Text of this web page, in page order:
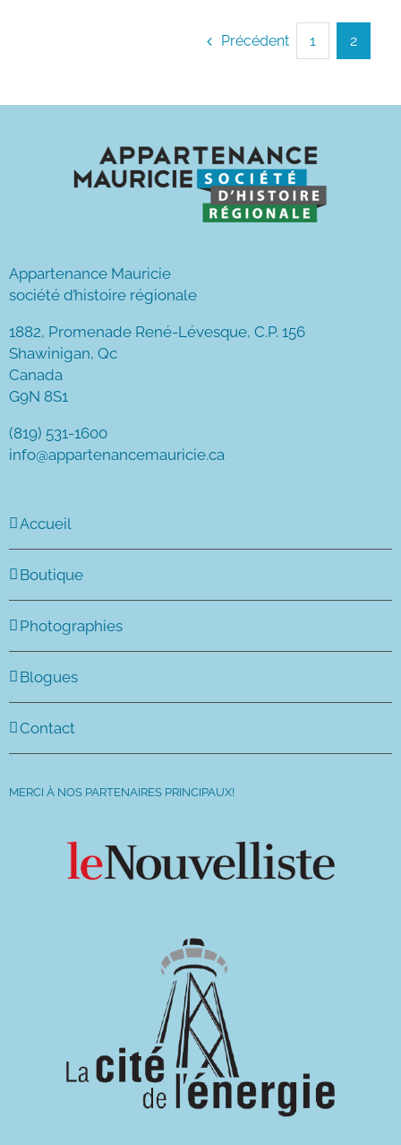
Précédent 1 2
Appartenance Mauricie
société d’histoire régionale
1882, Promenade René-Lévesque, C.P. 156
Shawinigan, Qc
Canada
G9N 8S1
(819) 531-1600
info@appartenancemauricie.ca
Accueil
Boutique
Photographies
Blogues
Contact
MERCI À NOS PARTENAIRES PRINCIPAUX!